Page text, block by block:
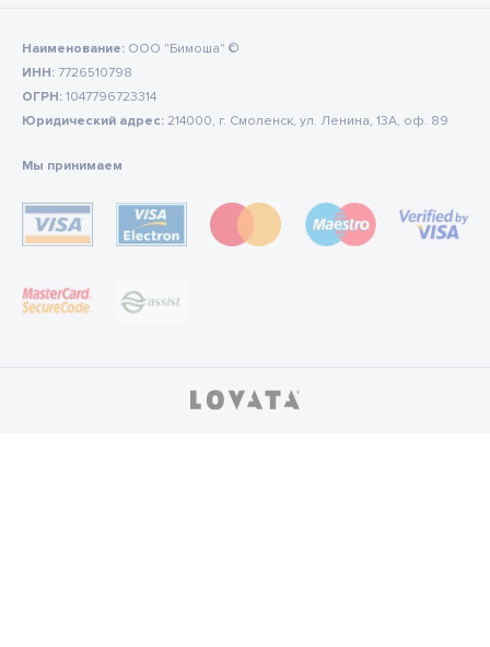
Наименование: ООО "Бимоша" ©
ИНН: 7726510798
ОГРН: 1047796723314
Юридический адрес: 214000, г. Смоленск, ул. Ленина, 13А, оф. 89
Мы принимаем